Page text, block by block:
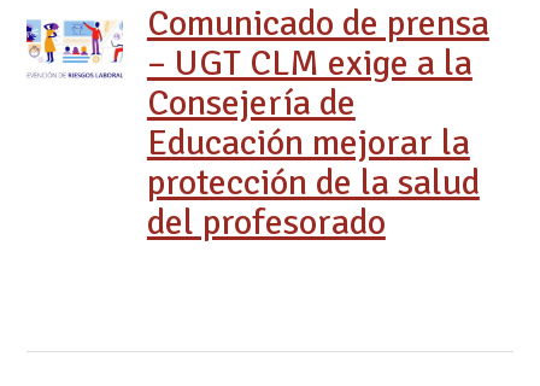
Comunicado de prensa
– UGT CLM exige a la
Consejería de
Educación mejorar la
protección de la salud
del profesorado